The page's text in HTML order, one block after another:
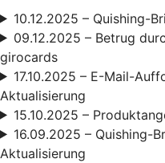
10.12.2025 – Quishing-
09.12.2025 – Betrug
girocards
17.10.2025 – E-Mail-
Aktualisierung
15.10.2025 –
16.09.2025 – Quishing-
Aktualisierung